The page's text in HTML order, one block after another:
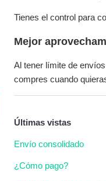
Tienes el control para
Mejor
Al tener límite de
compres cuando
Últimas vistas
Envío consolidado
¿Cómo pago?